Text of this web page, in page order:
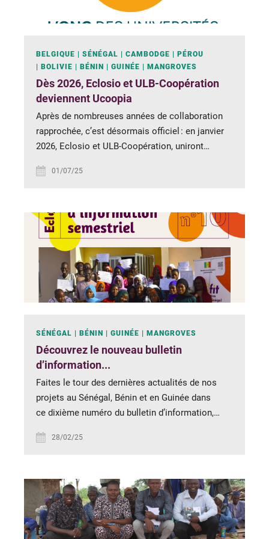
BELGIQUE SÉNÉGAL CAMBODGE
PÉROU
BOLIVIE
BÉNIN GUINÉE MANGROVES
Dès 2026, Eclosio et ULB-Coopération
deviennent Ucoopia
Après de nombreuses années de collaboration
rapprochée, c’est désormais officiel : en janvier
2026, Eclosio et ULB-Coopération, uniront…
01/07/25
SÉNÉGAL BÉNIN GUINÉE MANGROVES
Découvrez le nouveau bulletin
d’information...
Faites le tour des dernières actualités de nos
projets au Sénégal, Bénin et en Guinée dans
ce dixième numéro du bulletin d’information,…
28/02/25